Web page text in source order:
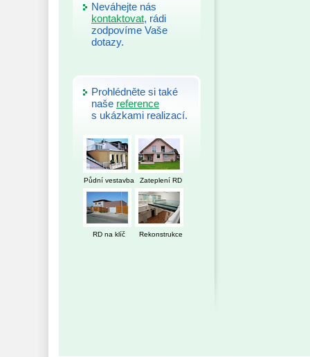
Neváhejte nás
kontaktovat, rádi
zodpovíme Vaše
dotazy.
Prohlédněte si také
naše reference
s ukázkami realizací.
Půdní vestavba Zateplení RD
RD na klíč Rekonstrukce